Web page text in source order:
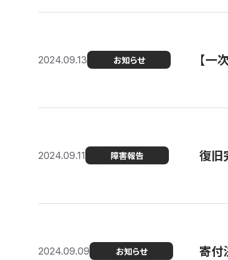
2024.09.13 お知らせ 【一
2024.09.11 障害報告 復旧
2024.09.09 お知らせ 寄付